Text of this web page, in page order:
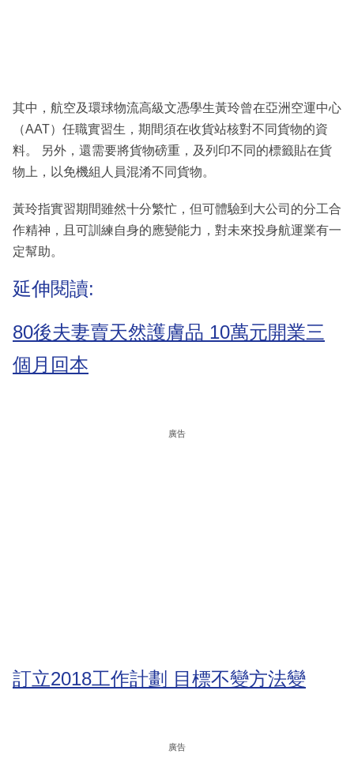
其中，航空及環球物流高級文憑學生黃玲曾在亞洲空運中心
（AAT）任職實習生，期間須在收貨站核對不同貨物的資
料。 另外，還需要將貨物磅重，及列印不同的標籤貼在貨
物上，以免機組人員混淆不同貨物。
黃玲指實習期間雖然十分繁忙，但可體驗到大公司的分工合
作精神，且可訓練自身的應變能力，對未來投身航運業有一
定幫助。
延伸閱讀:
80後夫妻賣天然護膚品 10萬元開業三
個月回本
廣告
訂立2018工作計劃 目標不變方法變
廣告